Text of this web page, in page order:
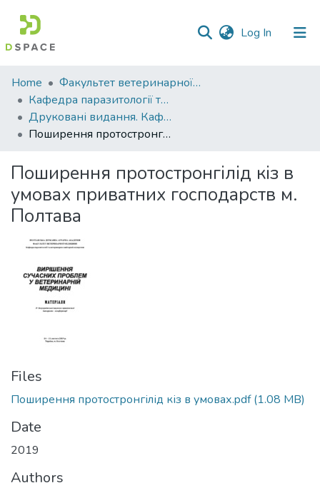
Log In (current)
Communities
&
Collections
All of DSpace
Statistics
Home
Факультет ветеринарної медицини
Кафедра паразитології та ветеринарно-санітарної експертизи
Друковані видання. Кафедра паразитології та ветеринарно-санітарної експертизи
Поширення протостронгілід кіз в умовах приватних господарств м. Полтава
Поширення протостронгілід кіз в
умовах приватних господарств м.
Полтава
Files
Поширення протостронгілід кіз в умовах.pdf(1.08 MB)
Date
2019
Authors